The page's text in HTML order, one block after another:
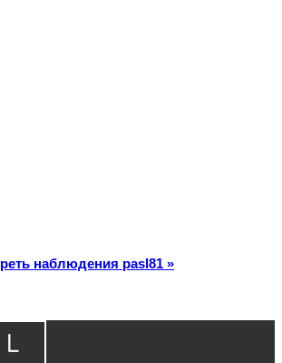
наблюдения pasl81 »